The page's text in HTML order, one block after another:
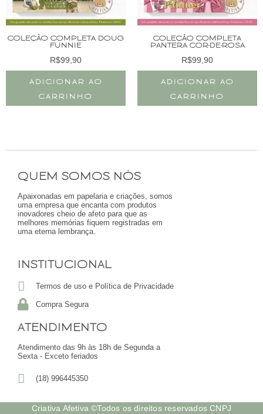
COLEÇÃO COMPLETA DOUG
FUNNIE
R$99,90
ADICIONAR AO
CARRINHO
COLEÇÃO COMPLETA
PANTERA COR-DE-ROSA
R$99,90
ADICIONAR AO
CARRINHO
QUEM SOMOS NÓS
Apaixonadas em papelaria e criações, somos
uma empresa que encanta com produtos
inovadores cheio de afeto para que as
melhores memórias fiquem registradas em
uma eterna lembrança.
INSTITUCIONAL
Termos de uso e Política de Privacidade
Compra Segura
ATENDIMENTO
Atendimento das 9h às 18h de Segunda a
Sexta - Exceto feriados
(18) 996445350
Criativa Afetiva ©Todos os direitos reservados CNPJ